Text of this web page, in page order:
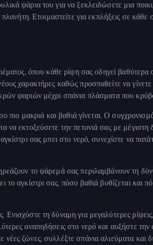
ψάρια του για να ξεκλειδώσετε μια
πλανήτη. Ετοιμαστείτε για εκπλήξεις σε
όπου κάθε ρίψη σας οδηγεί βαθύτερα
χαρακτήρες καθώς προσπαθείτε να
ψαριών μέχρι σπάνια πλάσματα που
πιο μακριά και βαθιά γίνεται. Ο
να εκτοξεύσετε την πετονιά σας με μέγιστη
σας μπει στο νερό, συνεχίστε να
το ψάρεμά σας περιλαμβάνουν τη
το αγκίστρι σας, πόσο βαθιά βυθίζεται και
τη δύναμη για μεγαλύτερες
αναπηδήσεις στο νερό και αυξήστε την
ζώνες, συλλέξτε σπάνια αλιεύματα και